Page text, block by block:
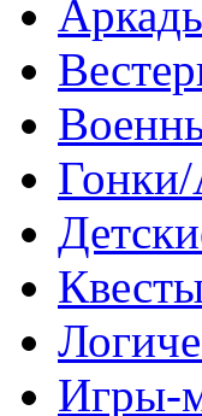
Игры-